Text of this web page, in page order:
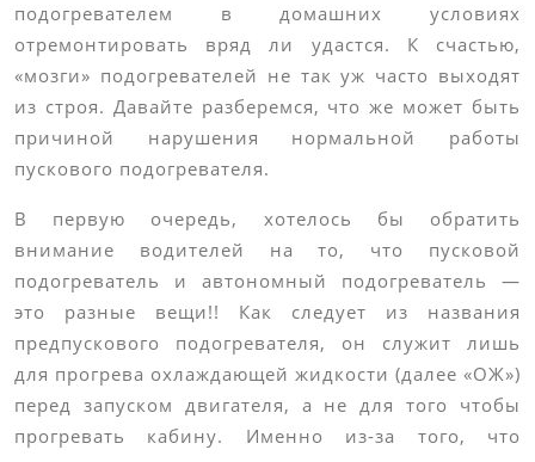
подогревателем в домашних условиях
отремонтировать вряд ли удастся. К счастью,
«мозги» подогревателей не так уж часто выходят
из строя. Давайте разберемся, что же может быть
причиной нарушения нормальной работы
пускового подогревателя.
В первую очередь, хотелось бы обратить
внимание водителей на то, что пусковой
подогреватель и автономный подогреватель ―
это разные вещи!! Как следует из названия
предпускового подогревателя, он служит лишь
для прогрева охлаждающей жидкости (далее «ОЖ»)
перед запуском двигателя, а не для того чтобы
прогревать кабину. Именно из-за того, что